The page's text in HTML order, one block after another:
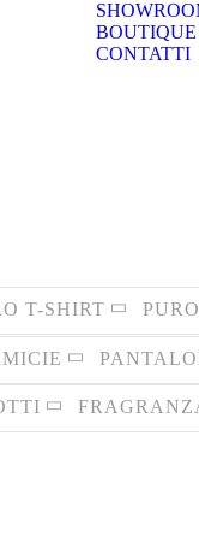
BOUTIQUE
CONTATTI
T-SHIRT